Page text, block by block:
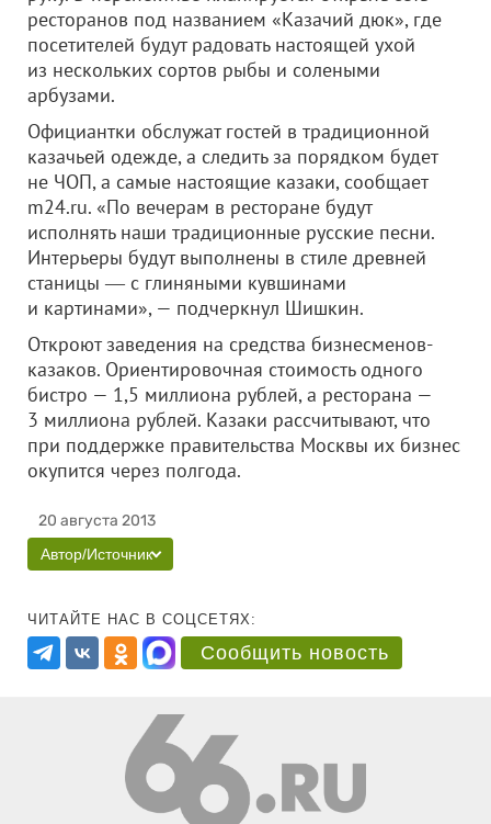
ресторанов под названием «Казачий дюк», где
посетителей будут радовать настоящей ухой
из нескольких сортов рыбы и солеными
арбузами.
Официантки обслужат гостей в традиционной
казачьей одежде, а следить за порядком будет
не ЧОП, а самые настоящие казаки, сообщает
m24.ru. «По вечерам в ресторане будут
исполнять наши традиционные русские песни.
Интерьеры будут выполнены в стиле древней
станицы ― с глиняными кувшинами
и картинами», — подчеркнул Шишкин.
Откроют заведения на средства бизнесменов-
казаков. Ориентировочная стоимость одного
бистро — 1,5 миллиона рублей, а ресторана —
3 миллиона рублей. Казаки рассчитывают, что
при поддержке правительства Москвы их бизнес
окупится через полгода.
20 августа 2013
Автор/Источник
ЧИТАЙТЕ НАС В СОЦСЕТЯХ:
Сообщить новость